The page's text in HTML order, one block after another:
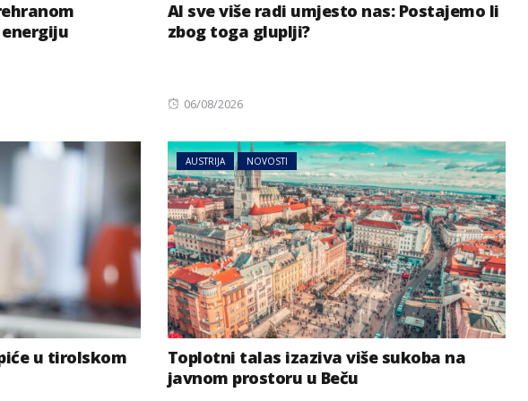
AI sve više radi umjesto nas: Postajemo li
zbog toga gluplji?
Posted
06/08/2026
u tirolskom
AUSTRIJA NOVOSTI
Toplotni talas izaziva više sukoba na
javnom prostoru u Beču
NOVOSTI
grmljavine prijete
Austrije
MAGAZIN NOVOSTI
AI sve više radi umjesto nas:
Postajemo li zbog toga
gluplji?